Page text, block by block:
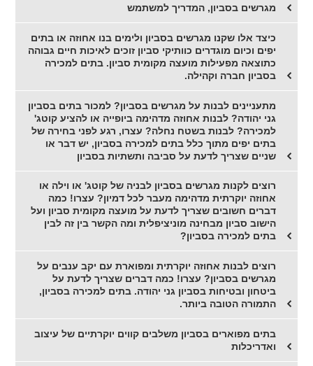
מגרשים בסביון, המדריך למשתמש
כיצד אלו שקנו מגרשים בסביון ולימים בנו אחוזה או בתים
יפים וכיום מוגדרים כוותיקי סביון זוכים לאיכות חיים גבוהה
כתוצאה מפעילות מועצה מקומית סביון. בתים למכירה
בסביון חברה וקהילה.
מתעניינים לבנות על מגרשים בסביון? למכור בתים בסביון
גני יהודה? לבנות אחוזה מדהימה ביופייה או להציע קוטג'
למכירה? לבנות בשטח נחלה? עצרו, רגע לפני בחירה של
בתים יפים מתוך כלל בתים למכירה בסביון, יש דבר או
שניים שצריך לדעת על סביבה ותשתיות בסביון
רוצים לקנות מגרשים בסביון לבניה של קוטג' או וילה או
אחוזה יוקרתית מדהימה מעבר לכל דמיון? עצרו! כמה
דברים חשובים שצריך לדעת על מועצה מקומית סביון ועל
הישוב סביון מבחינה מוניציפלית ומה הקשר בין זה לבין
בתים למכירה בסביון?
רוצים לבנות אחוזה יוקרתית ומפוארת עם יקב ענבים על
מגרשים בסביון? עצרו! כמה דברים שצריך לדעת על
ביטחון ובטיחות בסביון גני יהודה. בתים למכירה בסביון,
התמורה הטובה ביותר.
בתים מפוארים בסביון משלבים קווים יוקרתיים של עיצוב
ואדריכלות